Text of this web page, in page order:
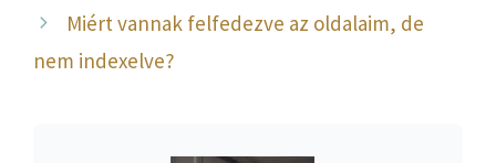
Miért vannak felfedezve az oldalaim, de
nem indexelve?